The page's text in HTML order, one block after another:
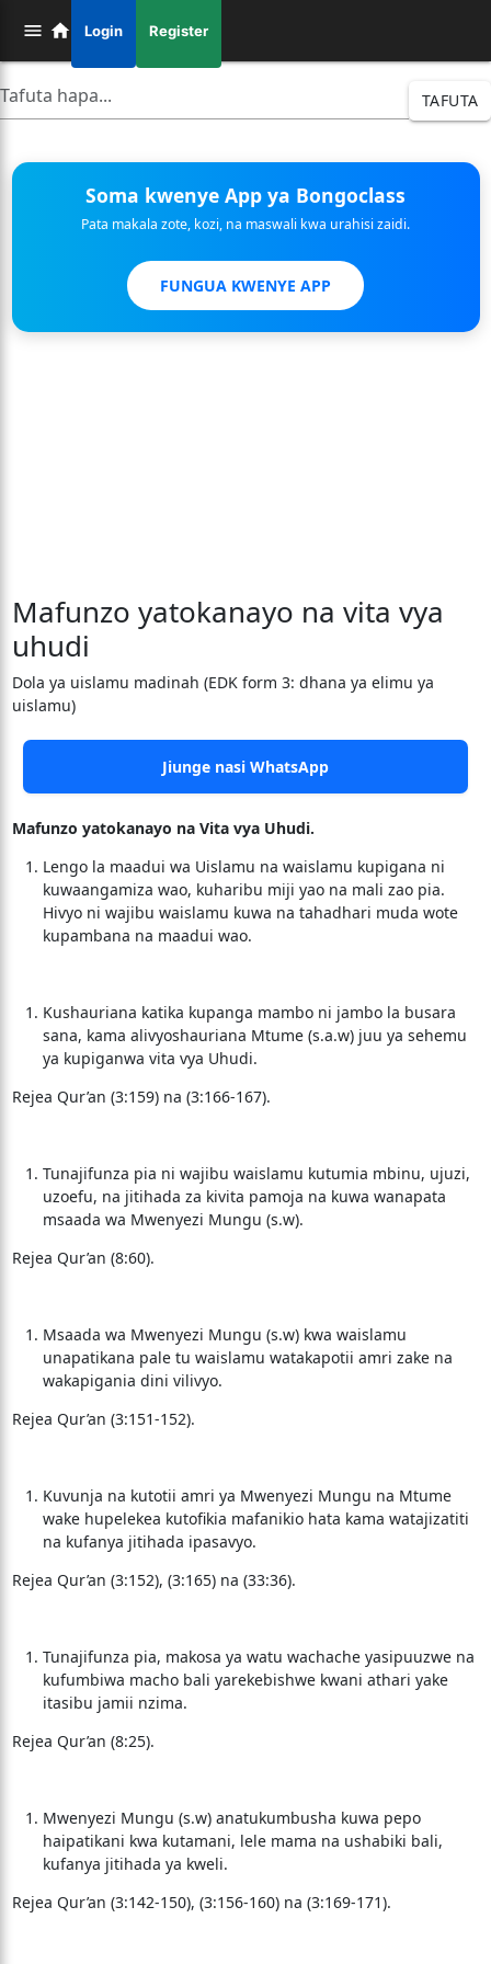
Login Register
TAFUTA
Soma kwenye App ya Bongoclass
Pata makala zote, kozi, na maswali kwa urahisi zaidi.
FUNGUA KWENYE APP
Mafunzo yatokanayo na vita vya
uhudi
Dola ya uislamu madinah (EDK form 3: dhana ya elimu ya
uislamu)
Jiunge nasi WhatsApp
Mafunzo yatokanayo na Vita vya Uhudi.
Lengo la maadui wa Uislamu na waislamu kupigana ni
kuwaangamiza wao, kuharibu miji yao na mali zao pia.
Hivyo ni wajibu waislamu kuwa na tahadhari muda wote
kupambana na maadui wao.
Kushauriana katika kupanga mambo ni jambo la busara
sana, kama alivyoshauriana Mtume (s.a.w) juu ya sehemu
ya kupiganwa vita vya Uhudi.
Rejea Qur’an (3:159) na (3:166-167).
Tunajifunza pia ni wajibu waislamu kutumia mbinu, ujuzi,
uzoefu, na jitihada za kivita pamoja na kuwa wanapata
msaada wa Mwenyezi Mungu (s.w).
Rejea Qur’an (8:60).
Msaada wa Mwenyezi Mungu (s.w) kwa waislamu
unapatikana pale tu waislamu watakapotii amri zake na
wakapigania dini vilivyo.
Rejea Qur’an (3:151-152).
Kuvunja na kutotii amri ya Mwenyezi Mungu na Mtume
wake hupelekea kutofikia mafanikio hata kama watajizatiti
na kufanya jitihada ipasavyo.
Rejea Qur’an (3:152), (3:165) na (33:36).
Tunajifunza pia, makosa ya watu wachache yasipuuzwe na
kufumbiwa macho bali yarekebishwe kwani athari yake
itasibu jamii nzima.
Rejea Qur’an (8:25).
Mwenyezi Mungu (s.w) anatukumbusha kuwa pepo
haipatikani kwa kutamani, lele mama na ushabiki bali,
kufanya jitihada ya kweli.
Rejea Qur’an (3:142-150), (3:156-160) na (3:169-171).